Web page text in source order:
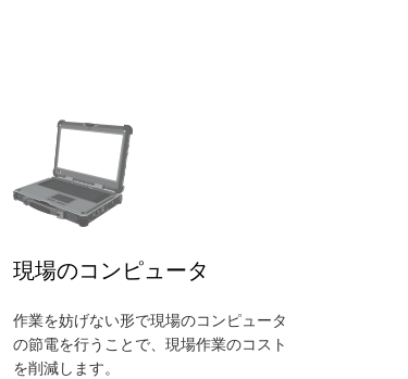
現場のコンピュータ
作業を妨げない形で現場のコンピュータ
の節電を行うことで、現場作業のコスト
を削減します。